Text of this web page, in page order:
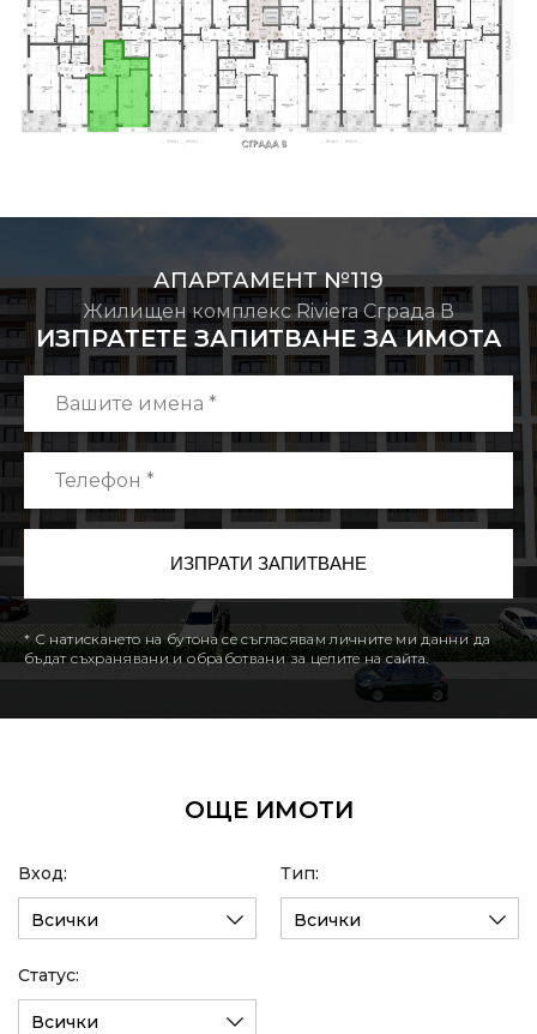
АПАРТАМЕНТ №119
Жилищен комплекс Riviera Сграда В
ИЗПРАТЕТЕ ЗАПИТВАНЕ ЗА ИМОТА
* С натискането на бутона се съгласявам личните ми данни да
бъдат съхранявани и обработвани за целите на сайта.
ОЩЕ ИМОТИ
Вход:
Всички
Тип:
Всички
Статус:
Всички